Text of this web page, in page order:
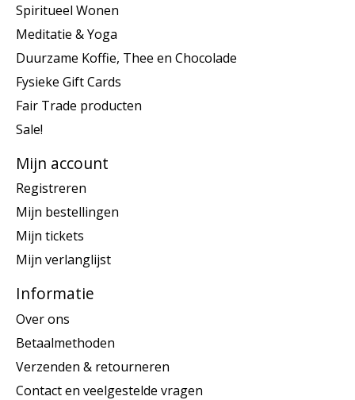
Spiritueel Wonen
Meditatie & Yoga
Duurzame Koffie, Thee en Chocolade
Fysieke Gift Cards
Fair Trade producten
Sale!
Mijn account
Registreren
Mijn bestellingen
Mijn tickets
Mijn verlanglijst
Informatie
Over ons
Betaalmethoden
Verzenden & retourneren
Contact en veelgestelde vragen